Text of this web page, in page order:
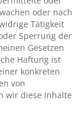
oder nach
Tätigkeit
Sperrung der
Gesetzen
Haftung ist
konkreten
von
wir diese Inhalte